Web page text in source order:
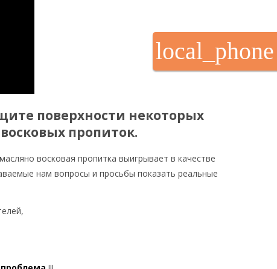
поверхности некоторых
пропиток.
восковая пропитка выигрывает в качестве
нам вопросы и просьбы показать реальные
local_phone